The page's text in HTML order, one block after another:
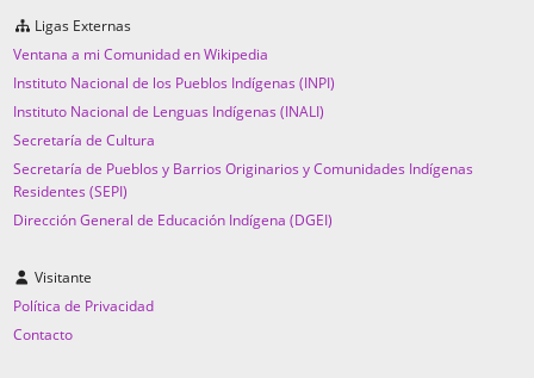
Ligas Externas
Ventana a mi Comunidad en Wikipedia
Instituto Nacional de los Pueblos Indígenas (INPI)
Instituto Nacional de Lenguas Indígenas (INALI)
Secretaría de Cultura
Secretaría de Pueblos y Barrios Originarios y Comunidades Indígenas
Residentes (SEPI)
Dirección General de Educación Indígena (DGEI)
Visitante
Política de Privacidad
Contacto